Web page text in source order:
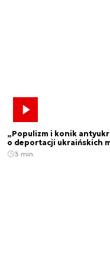
„Populizm i konik
o deportacji ukraińskich
3 min.